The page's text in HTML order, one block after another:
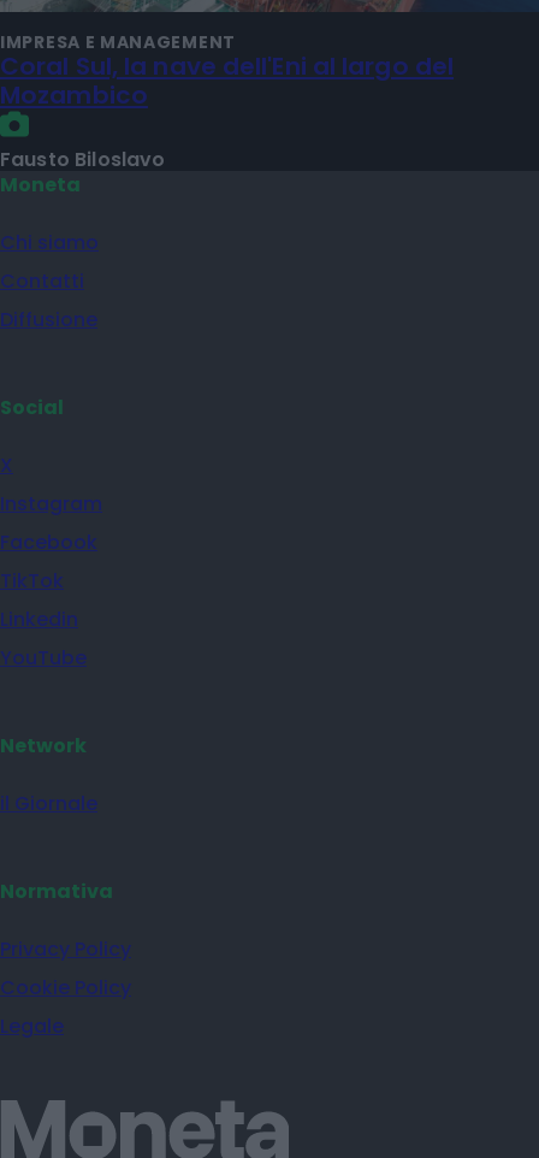
IMPRESA E MANAGEMENT
Coral Sul, la nave dell'Eni al largo del
Mozambico
Fausto Biloslavo
Moneta
Chi siamo
Contatti
Diffusione
Social
X
Instagram
Facebook
TikTok
Linkedin
YouTube
Network
il Giornale
Normativa
Privacy Policy
Cookie Policy
Legale